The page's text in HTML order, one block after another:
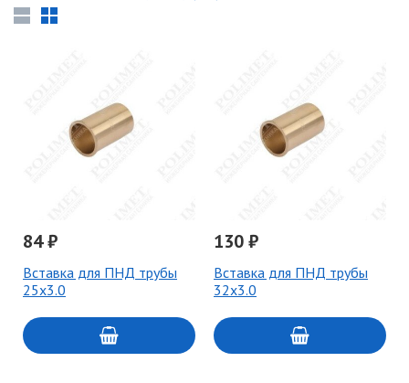
84 ₽
Вставка для ПНД трубы
25х3.0
130 ₽
Вставка для ПНД трубы
32х3.0